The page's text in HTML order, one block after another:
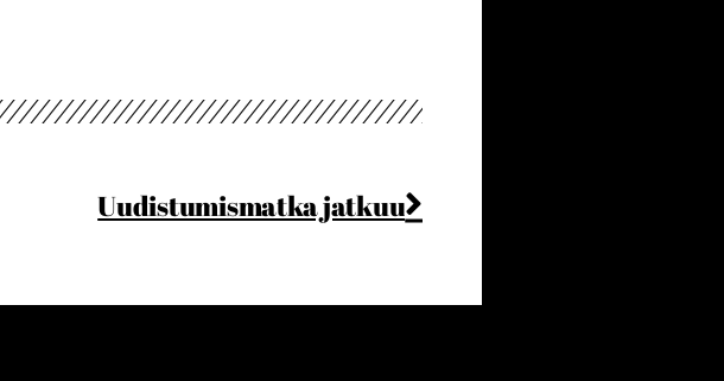
Uudistumismatka jatkuu